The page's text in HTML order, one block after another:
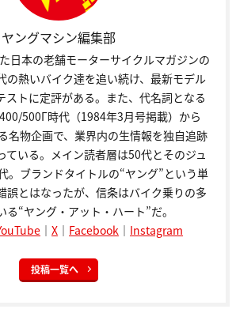
ヤングマシン編集部
日本の老舗モーターサイクルマガジンの
の熱いバイク達を追い続け、最新モデル
ストに定評がある。また、代名詞となる
500Γ時代（1984年3月号掲載）から
名物企画で、業界内の生情報を独自追跡
ている。メイン読者層は50代とそのジュ
。ブランドタイトルの“ヤング”という単
誤とはなったが、信条はバイク乗りの多
る“ヤング・アット・ハート”だ。
｜ X ｜ Facebook ｜ Instagram
投稿一覧へ